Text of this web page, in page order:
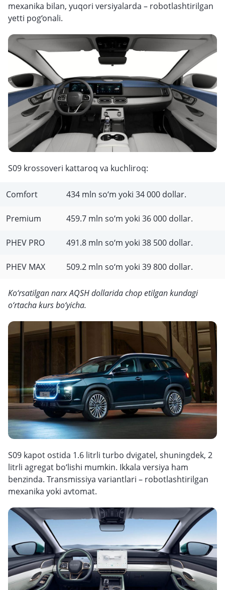
mexanika bilan, yuqori versiyalarda – robotlashtirilgan
yetti pog‘onali.
S09 krossoveri kattaroq va kuchliroq:
Comfort 434 mln so‘m yoki 34 000 dollar.
Premium 459.7 mln so‘m yoki 36 000 dollar.
PHEV PRO 491.8 mln so‘m yoki 38 500 dollar.
PHEV MAX 509.2 mln so‘m yoki 39 800 dollar.
Ko‘rsatilgan narx AQSH dollarida chop etilgan kundagi
o‘rtacha kurs bo‘yicha.
S09 kapot ostida 1.6 litrli turbo dvigatel, shuningdek, 2
litrli agregat bo‘lishi mumkin. Ikkala versiya ham
benzinda. Transmissiya variantlari – robotlashtirilgan
mexanika yoki avtomat.